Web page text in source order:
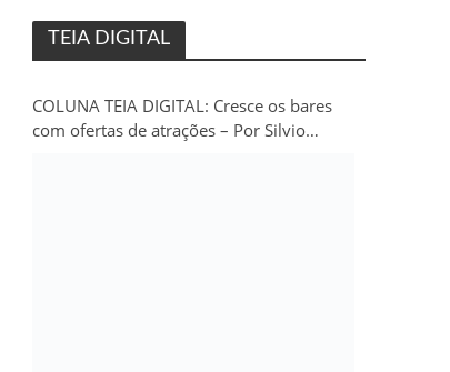
TEIA DIGITAL
COLUNA TEIA DIGITAL: Cresce os bares
com ofertas de atrações – Por Silvio